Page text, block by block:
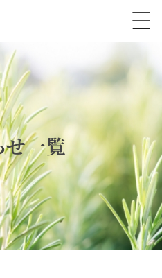
一覧